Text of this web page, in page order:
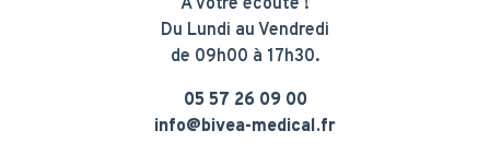
A votre écoute !
Du Lundi au Vendredi
de 09h00 à 17h30.
05 57 26 09 00
info@bivea-medical.fr